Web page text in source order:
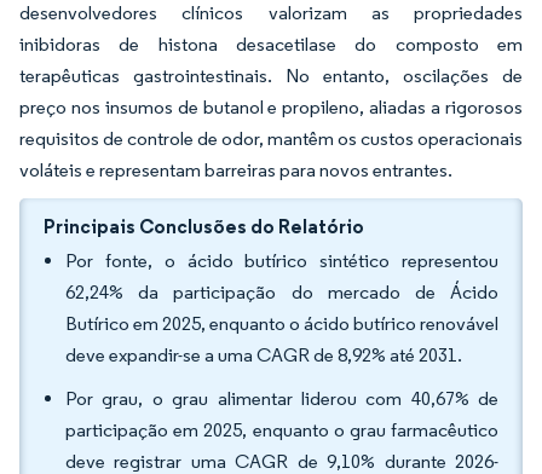
desenvolvedores clínicos valorizam as propriedades
inibidoras de histona desacetilase do composto em
terapêuticas gastrointestinais. No entanto, oscilações de
preço nos insumos de butanol e propileno, aliadas a rigorosos
requisitos de controle de odor, mantêm os custos operacionais
voláteis e representam barreiras para novos entrantes.
Principais Conclusões do Relatório
Por fonte, o ácido butírico sintético representou
62,24% da participação do mercado de Ácido
Butírico em 2025, enquanto o ácido butírico renovável
deve expandir-se a uma CAGR de 8,92% até 2031.
Por grau, o grau alimentar liderou com 40,67% de
participação em 2025, enquanto o grau farmacêutico
deve registrar uma CAGR de 9,10% durante 2026-